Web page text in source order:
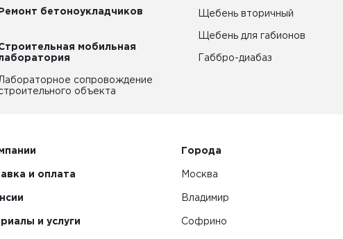
Ремонт бетоноукладчиков
мобильная
сопровождение
объекта
Щебень вторичный
Щебень для габионов
Габбро-диабаз
и оплата
и услуги
Города
Москва
Владимир
Софрино